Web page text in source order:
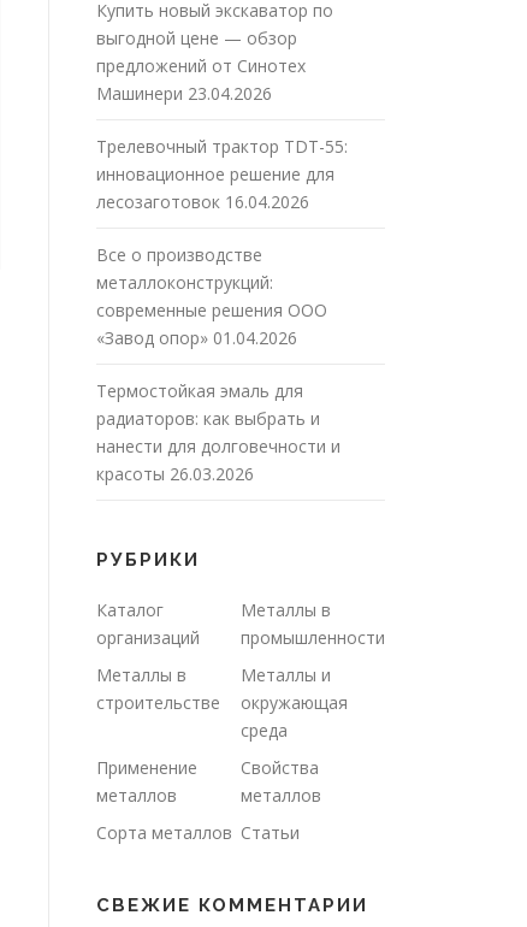
Купить новый экскаватор по
выгодной цене — обзор
предложений от Синотех
Машинери 23.04.2026
Трелевочный трактор TDT-55:
инновационное решение для
лесозаготовок 16.04.2026
Все о производстве
металлоконструкций:
современные решения ООО
«Завод опор» 01.04.2026
Термостойкая эмаль для
радиаторов: как выбрать и
нанести для долговечности и
красоты 26.03.2026
РУБРИКИ
Каталог
организаций
Металлы в
промышленности
Металлы в
строительстве
Металлы и
окружающая
среда
Применение
металлов
Свойства
металлов
Сорта металлов Статьи
СВЕЖИЕ КОММЕНТАРИИ